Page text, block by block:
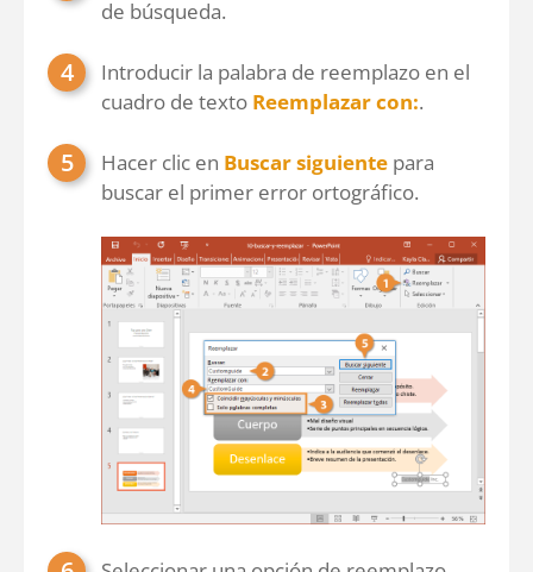
de búsqueda.
Introducir la palabra de reemplazo en el
cuadro de texto Reemplazar con:.
Hacer clic en Buscar siguiente para
buscar el primer error ortográfico.